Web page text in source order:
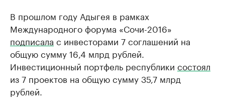
В прошлом году Адыгея в рамках
Международного форума «Сочи-2016»
подписала с инвесторами 7 соглашений на
общую сумму 16,4 млрд рублей.
Инвестиционный портфель республики состоял
из 7 проектов на общую сумму 35,7 млрд
рублей.